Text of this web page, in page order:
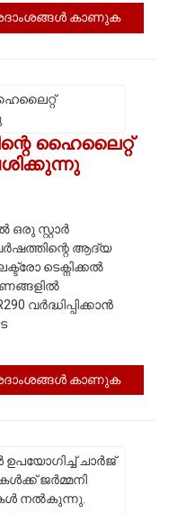
കാണുക
ഹൈലൈറ്റ്
ഒരു സ്റ്റാർ
ആദ്യ
ടെക്നിക്കൽ
വർദ്ധിപ്പിക്കാൻ
കാണുക